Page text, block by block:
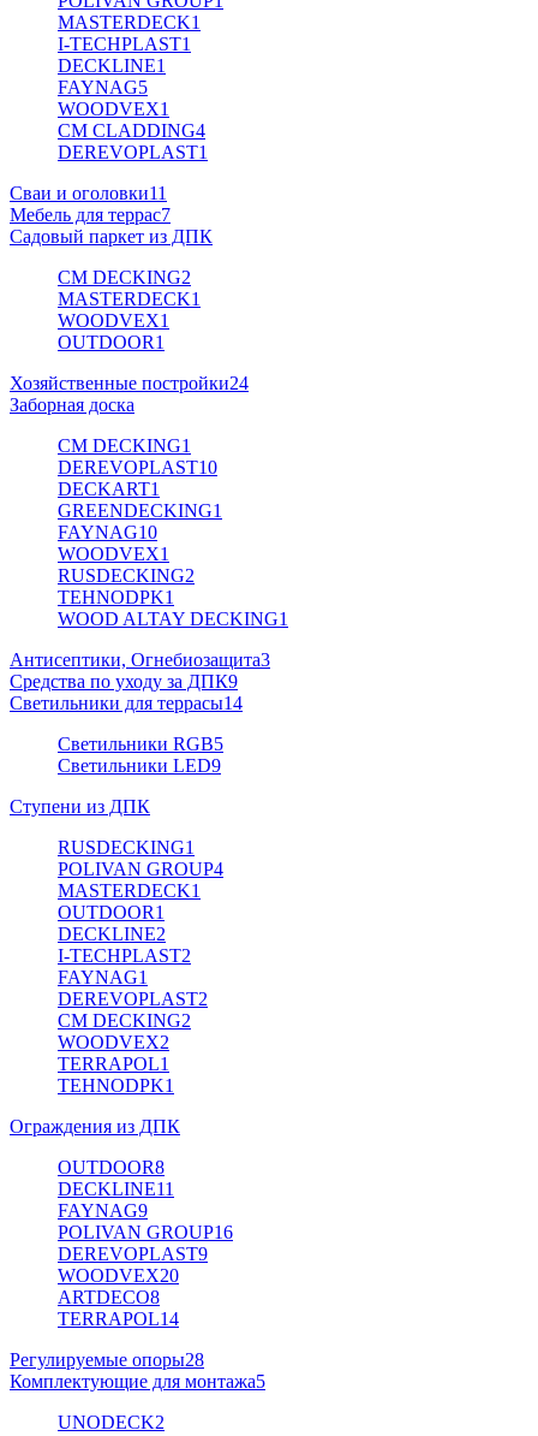
MASTERDECK1
I-TECHPLAST1
DECKLINE1
FAYNAG5
WOODVEX1
CM CLADDING4
DEREVOPLAST1
Сваи и оголовки11
Мебель для террас7
Садовый паркет из ДПК
CM DECKING2
MASTERDECK1
WOODVEX1
OUTDOOR1
Хозяйственные постройки24
Заборная доска
CM DECKING1
DEREVOPLAST10
DECKART1
GREENDECKING1
FAYNAG10
WOODVEX1
RUSDECKING2
TEHNODPK1
WOOD ALTAY DECKING1
Антисептики, Огнебиозащита3
Средства по уходу за ДПК9
Светильники для террасы14
Светильники RGB5
Светильники LED9
Ступени из ДПК
RUSDECKING1
POLIVAN GROUP4
MASTERDECK1
OUTDOOR1
DECKLINE2
I-TECHPLAST2
FAYNAG1
DEREVOPLAST2
CM DECKING2
WOODVEX2
TERRAPOL1
TEHNODPK1
Ограждения из ДПК
OUTDOOR8
DECKLINE11
FAYNAG9
POLIVAN GROUP16
DEREVOPLAST9
WOODVEX20
ARTDECO8
TERRAPOL14
Регулируемые опоры28
Комплектующие для монтажа5
UNODECK2